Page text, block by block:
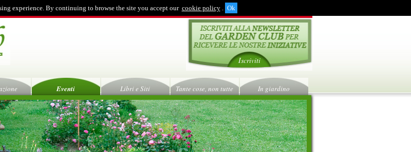
experience. By continuing to browse the site you accept our cookie policy .
Iscriviti
Eventi Libri e Siti Tante cose, non tutte In giardino